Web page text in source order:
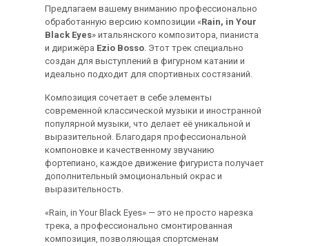
Предлагаем вашему вниманию профессионально
обработанную версию композиции «Rain, in Your
Black Eyes» итальянского композитора, пианиста
и дирижёра Ezio Bosso. Этот трек специально
создан для выступлений в фигурном катании и
идеально подходит для спортивных состязаний.
Композиция сочетает в себе элементы
современной классической музыки и иностранной
популярной музыки, что делает её уникальной и
выразительной. Благодаря профессиональной
компоновке и качественному звучанию
фортепиано, каждое движение фигуриста получает
дополнительный эмоциональный окрас и
выразительность.
«Rain, in Your Black Eyes» — это не просто нарезка
трека, а профессионально смонтированная
композиция, позволяющая спортсменам